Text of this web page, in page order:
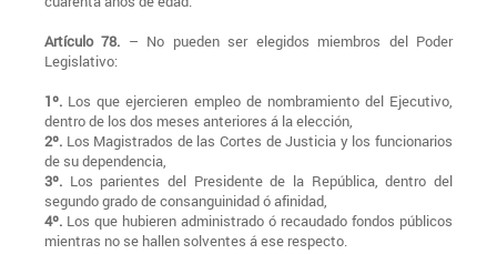
Artículo 78. – No pueden ser elegidos miembros del Poder
Legislativo:
1º. Los que ejercieren empleo de nombramiento del Ejecutivo,
dentro de los dos meses anteriores á la elección,
2º. Los Magistrados de las Cortes de Justicia y los funcionarios
de su dependencia,
3º. Los parientes del Presidente de la República, dentro del
segundo grado de consanguinidad ó afinidad,
4º. Los que hubieren administrado ó recaudado fondos públicos
mientras no se hallen solventes á ese respecto.